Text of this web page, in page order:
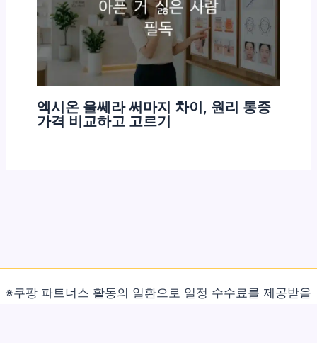
엑시온 울쎄라 써마지 차이, 원리 통증
가격 비교하고 고르기
※쿠팡 파트너스 활동의 일환으로 일정 수수료를 제공받을